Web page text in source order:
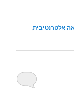
אלטרנטיבית,